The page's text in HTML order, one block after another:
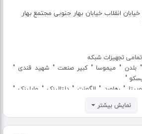
خیابان انقلاب خیابان بهار جنوبی مجتمع بهار
تجهیزات شبکه
" بلدن " میموسا " کبیر صنعت " شهید قندی "
"
" رهاورد " الگونت " دلتالینک " وایلینک "
نمایش بیشتر